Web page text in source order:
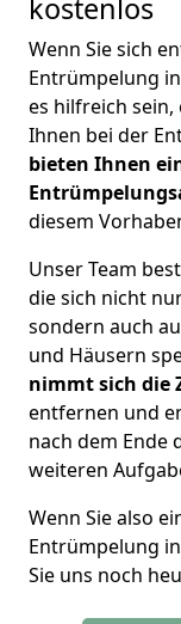
kostenlos
Wenn Sie sich
Entrümpelung
es hilfreich
Ihnen bei der
bieten Ihnen
diesem
Unser Team
die sich nicht
sondern auch
und Häusern
nimmt sich die
entfernen und
nach dem Ende
weiteren
Wenn Sie also
Entrümpelung
Sie uns noch